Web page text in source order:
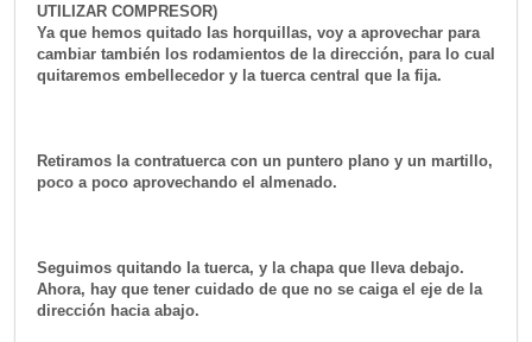
UTILIZAR COMPRESOR)
Ya que hemos quitado las horquillas, voy a aprovechar para
cambiar también los rodamientos de la dirección, para lo cual
quitaremos embellecedor y la tuerca central que la fija.
Retiramos la contratuerca con un puntero plano y un martillo,
poco a poco aprovechando el almenado.
Seguimos quitando la tuerca, y la chapa que lleva debajo.
Ahora, hay que tener cuidado de que no se caiga el eje de la
dirección hacia abajo.